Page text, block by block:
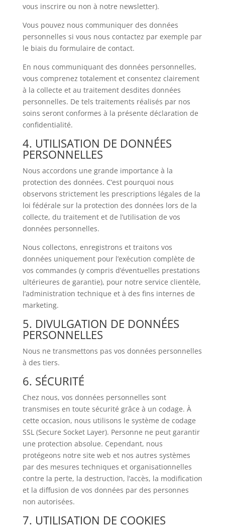
vous inscrire ou non à notre newsletter).
Vous pouvez nous communiquer des données
personnelles si vous nous contactez par exemple par
le biais du formulaire de contact.
En nous communiquant des données personnelles,
vous comprenez totalement et consentez clairement
à la collecte et au traitement desdites données
personnelles. De tels traitements réalisés par nos
soins seront conformes à la présente déclaration de
confidentialité.
4. UTILISATION DE DONNÉES
PERSONNELLES
Nous accordons une grande importance à la
protection des données. C’est pourquoi nous
observons strictement les prescriptions légales de la
loi fédérale sur la protection des données lors de la
collecte, du traitement et de l’utilisation de vos
données personnelles.
Nous collectons, enregistrons et traitons vos
données uniquement pour l’exécution complète de
vos commandes (y compris d’éventuelles prestations
ultérieures de garantie), pour notre service clientèle,
l’administration technique et à des fins internes de
marketing.
5. DIVULGATION DE DONNÉES
PERSONNELLES
Nous ne transmettons pas vos données personnelles
à des tiers.
6. SÉCURITÉ
Chez nous, vos données personnelles sont
transmises en toute sécurité grâce à un codage. À
cette occasion, nous utilisons le système de codage
SSL (Secure Socket Layer). Personne ne peut garantir
une protection absolue. Cependant, nous
protégeons notre site web et nos autres systèmes
par des mesures techniques et organisationnelles
contre la perte, la destruction, l’accès, la modification
et la diffusion de vos données par des personnes
non autorisées.
7. UTILISATION DE COOKIES